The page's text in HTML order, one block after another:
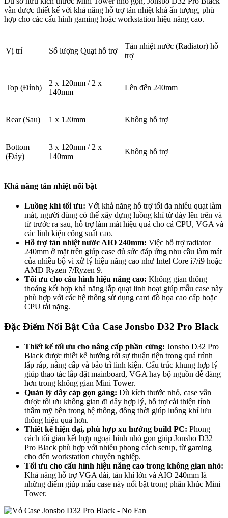
vẫn được thiết kế với khả năng hỗ trợ tản nhiệt khá ấn tượng, phù
hợp cho các cấu hình gaming hoặc workstation hiệu năng cao.
Vị trí Số lượng Quạt hỗ trợ
Tản nhiệt nước (Radiator) hỗ
trợ
Top (Đỉnh)
2 x 120mm / 2 x
140mm
Lên đến 240mm
Rear (Sau) 1 x 120mm Không hỗ trợ
Bottom
(Đáy)
3 x 120mm / 2 x
140mm
Không hỗ trợ
Khả năng tản nhiệt nổi bật
Luồng khí tối ưu: Với khả năng hỗ trợ tối đa nhiều quạt làm
mát, người dùng có thể xây dựng luồng khí từ đáy lên trên và
từ trước ra sau, hỗ trợ làm mát hiệu quả cho cả CPU, VGA và
các linh kiện công suất cao.
Hỗ trợ tản nhiệt nước AIO 240mm: Việc hỗ trợ radiator
240mm ở mặt trên giúp case đủ sức đáp ứng nhu cầu làm mát
của nhiều bộ vi xử lý hiệu năng cao như Intel Core i7/i9 hoặc
AMD Ryzen 7/Ryzen 9.
Tối ưu cho cấu hình hiệu năng cao: Không gian thông
thoáng kết hợp khả năng lắp quạt linh hoạt giúp mẫu case này
phù hợp với các hệ thống sử dụng card đồ họa cao cấp hoặc
CPU tải nặng.
Đặc Điểm Nổi Bật Của Case Jonsbo D32 Pro Black
Thiết kế tối ưu cho nâng cấp phần cứng: Jonsbo D32 Pro
Black được thiết kế hướng tới sự thuận tiện trong quá trình
lắp ráp, nâng cấp và bảo trì linh kiện. Cấu trúc khung hợp lý
giúp thao tác lắp đặt mainboard, VGA hay bộ nguồn dễ dàng
hơn trong không gian Mini Tower.
Quản lý dây cáp gọn gàng: Dù kích thước nhỏ, case vẫn
được tối ưu không gian đi dây hợp lý, hỗ trợ cải thiện tính
thẩm mỹ bên trong hệ thống, đồng thời giúp luồng khí lưu
thông hiệu quả hơn.
Thiết kế hiện đại, phù hợp xu hướng build PC: Phong
cách tối giản kết hợp ngoại hình nhỏ gọn giúp Jonsbo D32
Pro Black phù hợp với nhiều phong cách setup, từ gaming
cho đến workstation chuyên nghiệp.
Tối ưu cho cấu hình hiệu năng cao trong không gian nhỏ:
Khả năng hỗ trợ VGA dài, tản khí lớn và AIO 240mm là
những điểm giúp mẫu case này nổi bật trong phân khúc Mini
Tower.